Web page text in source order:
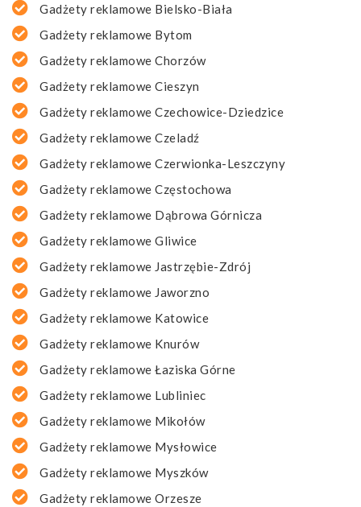
Gadżety reklamowe Bielsko-Biała
Gadżety reklamowe Bytom
Gadżety reklamowe Chorzów
Gadżety reklamowe Cieszyn
Gadżety reklamowe Czechowice-Dziedzice
Gadżety reklamowe Czeladź
Gadżety reklamowe Czerwionka-Leszczyny
Gadżety reklamowe Częstochowa
Gadżety reklamowe Dąbrowa Górnicza
Gadżety reklamowe Gliwice
Gadżety reklamowe Jastrzębie-Zdrój
Gadżety reklamowe Jaworzno
Gadżety reklamowe Katowice
Gadżety reklamowe Knurów
Gadżety reklamowe Łaziska Górne
Gadżety reklamowe Lubliniec
Gadżety reklamowe Mikołów
Gadżety reklamowe Mysłowice
Gadżety reklamowe Myszków
Gadżety reklamowe Orzesze